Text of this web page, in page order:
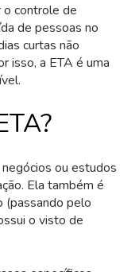
o controle de
de pessoas no
curtas não
isso, a ETA é uma
ou estudos
Ela também é
(passando pelo
o visto de